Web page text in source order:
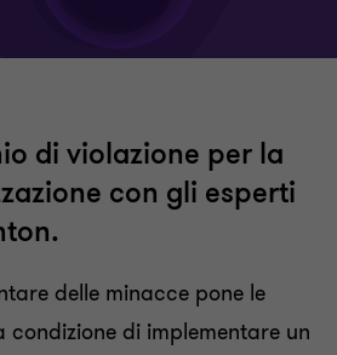
di violazione per la
con gli esperti
delle minacce pone le
condizione di implementare un